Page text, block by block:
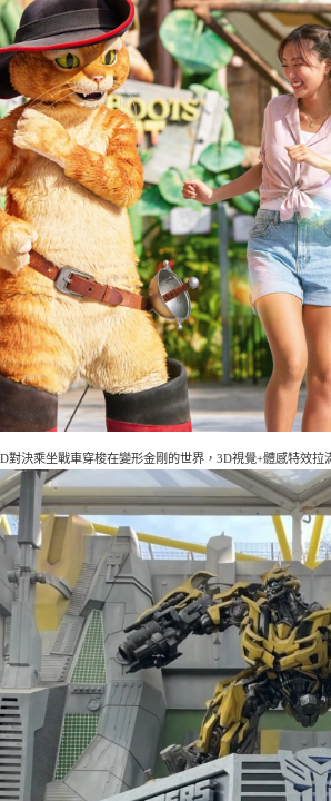
對決乘坐戰車穿梭在變形金剛的世界，3D視覺+體感特效拉